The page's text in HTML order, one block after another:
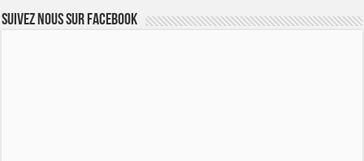
Suivez nous sur Facebook